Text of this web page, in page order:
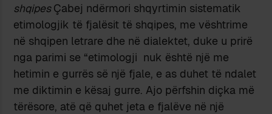
shqipesÇabej ndërmori shqyrtimin sistematik
etimologjik të fjalësit të shqipes, me vështrime
në shqipen letrare dhe në dialektet, duke u prirë
nga parimi se “etimologji nuk është një me
hetimin e gurrës së një fjale, e as duhet të ndalet
me diktimin e kësaj gurre. Ajo përfshin diçka më
tërësore, atë që quhet jeta e fjalëve në një